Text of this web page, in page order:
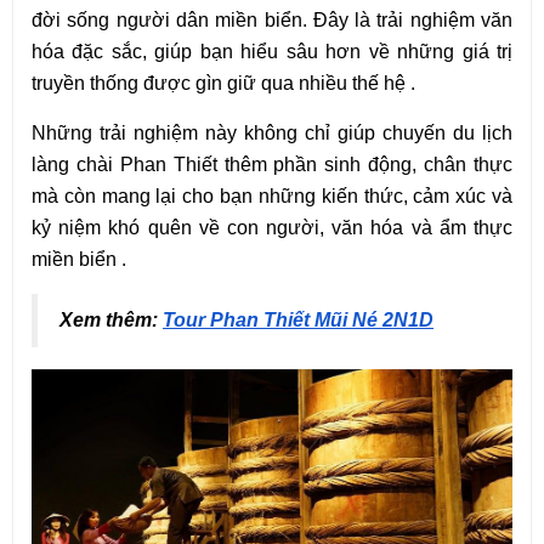
đời sống người dân miền biển. Đây là trải nghiệm văn
hóa đặc sắc, giúp bạn hiểu sâu hơn về những giá trị
truyền thống được gìn giữ qua nhiều thế hệ .
Những trải nghiệm này không chỉ giúp chuyến du lịch
làng chài Phan Thiết thêm phần sinh động, chân thực
mà còn mang lại cho bạn những kiến thức, cảm xúc và
kỷ niệm khó quên về con người, văn hóa và ẩm thực
miền biển .
Xem thêm: Tour Phan Thiết Mũi Né 2N1D